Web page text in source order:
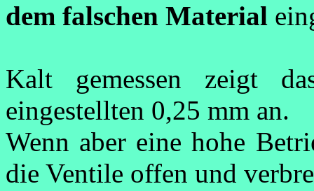
dem falschen Material
Kalt gemessen zeigt
eingestellten 0,25 mm an.
Wenn aber eine hohe
die Ventile offen und